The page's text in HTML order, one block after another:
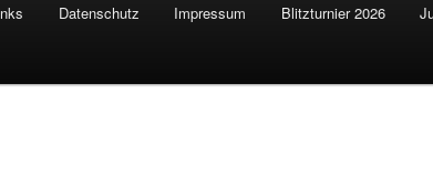
Datenschutz Impressum Blitzturnier 2026